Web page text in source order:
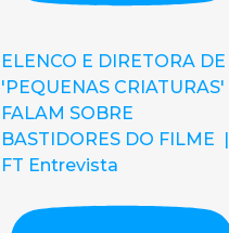
ELENCO E DIRETORA DE
'PEQUENAS CRIATURAS'
FALAM SOBRE
BASTIDORES DO FILME |
FT Entrevista